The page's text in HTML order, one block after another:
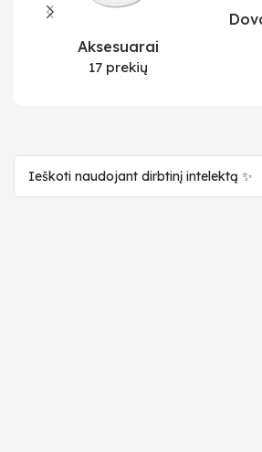
Aksesuarai
17 prekių